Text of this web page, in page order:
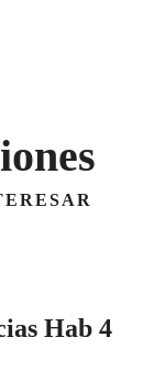
Hab 4